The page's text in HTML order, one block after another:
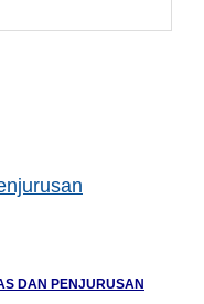
DAN PENJURUSAN